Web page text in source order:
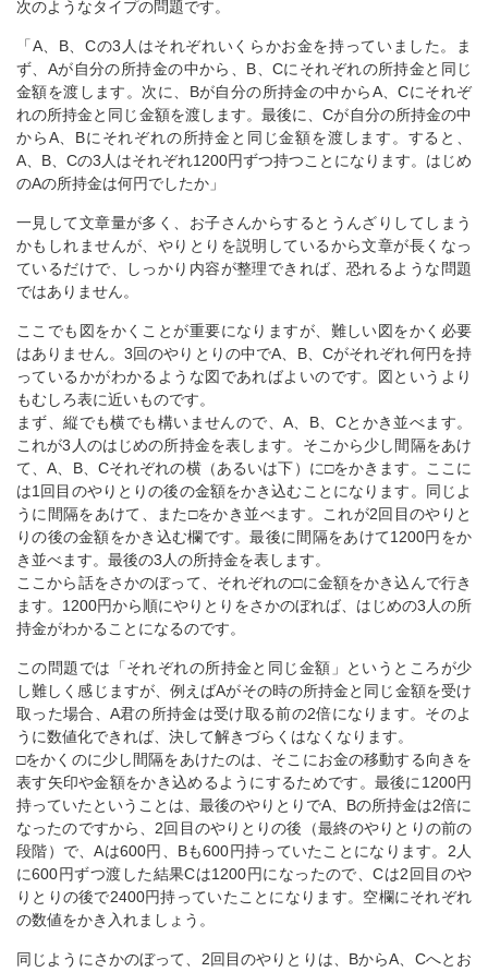
次のようなタイプの問題です。
「A、B、Cの3人はそれぞれいくらかお金を持っていました。ま
ず、Aが自分の所持金の中から、B、Cにそれぞれの所持金と同じ
金額を渡します。次に、Bが自分の所持金の中からA、Cにそれぞ
れの所持金と同じ金額を渡します。最後に、Cが自分の所持金の中
からA、Bにそれぞれの所持金と同じ金額を渡します。すると、
A、B、Cの3人はそれぞれ1200円ずつ持つことになります。はじめ
のAの所持金は何円でしたか」
一見して文章量が多く、お子さんからするとうんざりしてしまう
かもしれませんが、やりとりを説明しているから文章が長くなっ
ているだけで、しっかり内容が整理できれば、恐れるような問題
ではありません。
ここでも図をかくことが重要になりますが、難しい図をかく必要
はありません。3回のやりとりの中でA、B、Cがそれぞれ何円を持
っているかがわかるような図であればよいのです。図というより
もむしろ表に近いものです。
まず、縦でも横でも構いませんので、A、B、Cとかき並べます。
これが3人のはじめの所持金を表します。そこから少し間隔をあけ
て、A、B、Cそれぞれの横（あるいは下）に□をかきます。ここに
は1回目のやりとりの後の金額をかき込むことになります。同じよ
うに間隔をあけて、また□をかき並べます。これが2回目のやりと
りの後の金額をかき込む欄です。最後に間隔をあけて1200円をか
き並べます。最後の3人の所持金を表します。
ここから話をさかのぼって、それぞれの□に金額をかき込んで行き
ます。1200円から順にやりとりをさかのぼれば、はじめの3人の所
持金がわかることになるのです。
この問題では「それぞれの所持金と同じ金額」というところが少
し難しく感じますが、例えばAがその時の所持金と同じ金額を受け
取った場合、A君の所持金は受け取る前の2倍になります。そのよ
うに数値化できれば、決して解きづらくはなくなります。
□をかくのに少し間隔をあけたのは、そこにお金の移動する向きを
表す矢印や金額をかき込めるようにするためです。最後に1200円
持っていたということは、最後のやりとりでA、Bの所持金は2倍に
なったのですから、2回目のやりとりの後（最終のやりとりの前の
段階）で、Aは600円、Bも600円持っていたことになります。2人
に600円ずつ渡した結果Cは1200円になったので、Cは2回目のや
りとりの後で2400円持っていたことになります。空欄にそれぞれ
の数値をかき入れましょう。
同じようにさかのぼって、2回目のやりとりは、BからA、Cへとお